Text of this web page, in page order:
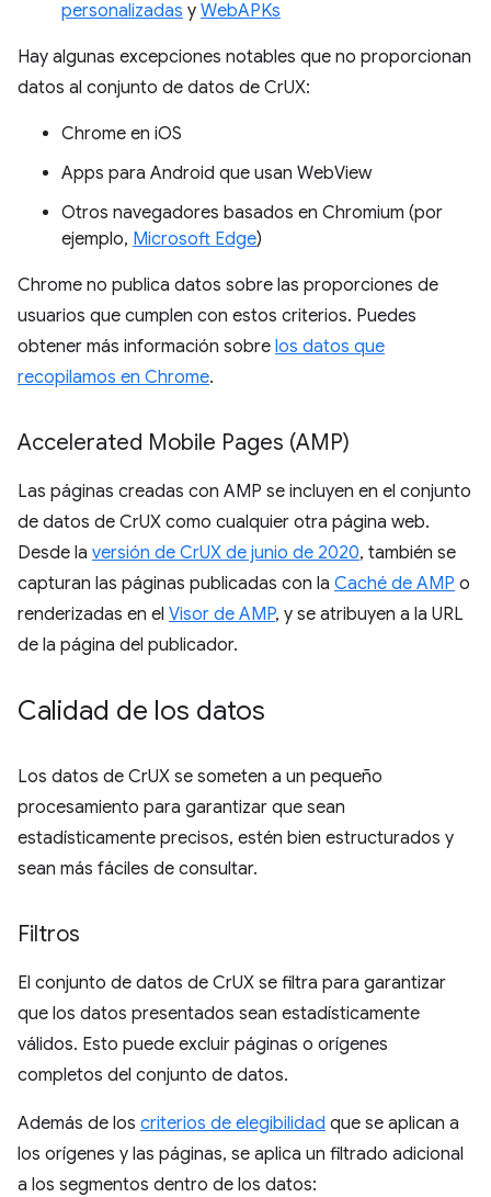
personalizadas y WebAPKs
Hay algunas excepciones notables que no proporcionan
datos al conjunto de datos de CrUX:
Chrome en iOS
Apps para Android que usan WebView
Otros navegadores basados en Chromium (por
ejemplo, Microsoft Edge)
Chrome no publica datos sobre las proporciones de
usuarios que cumplen con estos criterios. Puedes
obtener más información sobre los datos que
recopilamos en Chrome.
Accelerated Mobile Pages (AMP)
Las páginas creadas con AMP se incluyen en el conjunto
de datos de CrUX como cualquier otra página web.
Desde la versión de CrUX de junio de 2020, también se
capturan las páginas publicadas con la Caché de AMP o
renderizadas en el Visor de AMP, y se atribuyen a la URL
de la página del publicador.
Calidad de los datos
Los datos de CrUX se someten a un pequeño
procesamiento para garantizar que sean
estadísticamente precisos, estén bien estructurados y
sean más fáciles de consultar.
Filtros
El conjunto de datos de CrUX se filtra para garantizar
que los datos presentados sean estadísticamente
válidos. Esto puede excluir páginas o orígenes
completos del conjunto de datos.
Además de los criterios de elegibilidad que se aplican a
los orígenes y las páginas, se aplica un filtrado adicional
a los segmentos dentro de los datos: